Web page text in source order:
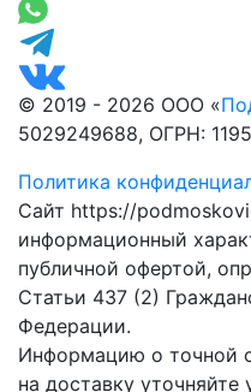
© 2019 - 2026 ООО «
5029249688, ОГРН:
Политика
Сайт https://
информационный
публичной офертой,
Статьи 437 (2)
Федерации.
Информацию о точной
на доставку